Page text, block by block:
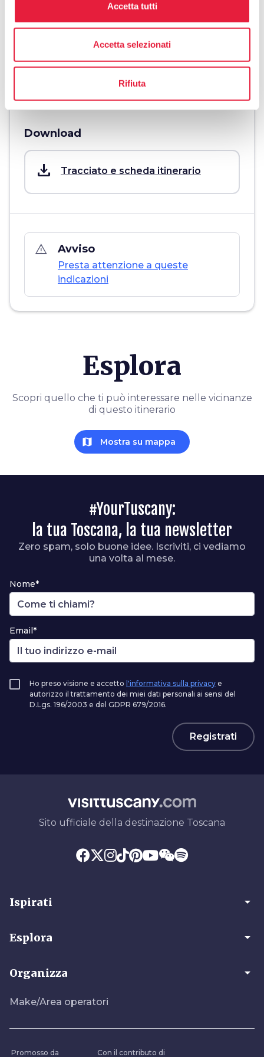
Accetta tutti
Accetta selezionati
Rifiuta
Facile
info
Download
save_alt Tracciato e scheda itinerario
warning_amber Avviso
Presta attenzione a queste
indicazioni
Esplora
Scopri quello che ti può interessare nelle vicinanze
di questo itinerario
map Mostra su mappa
#YourTuscany:
la tua Toscana, la tua newsletter
Zero spam, solo buone idee. Iscriviti, ci vediamo
una volta al mese.
Nome*
Email*
Ho preso visione e accetto l'informativa sulla privacy e
autorizzo il trattamento dei miei dati personali ai sensi del
D.Lgs. 196/2003 e del GDPR 679/2016.
Registrati
Sito ufficiale della destinazione Toscana
Ispirati arrow_drop_down
Esplora arrow_drop_down
Organizza arrow_drop_down
Make/Area operatori
Promosso da Con il contributo di